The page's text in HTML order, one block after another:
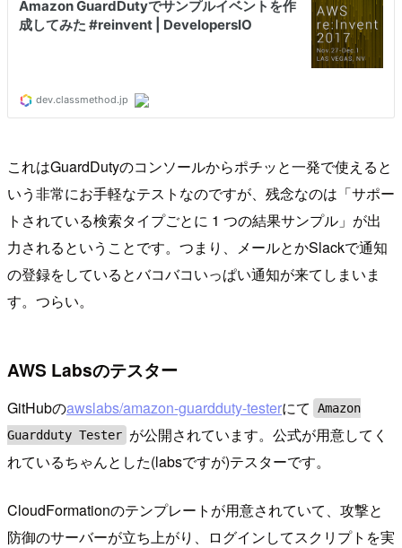
これはGuardDutyのコンソールからポチッと一発で使えると
いう非常にお手軽なテストなのですが、残念なのは「サポー
トされている検索タイプごとに 1 つの結果サンプル」が出
力されるということです。つまり、メールとかSlackで通知
の登録をしているとバコバコいっぱい通知が来てしまいま
す。つらい。
AWS Labsのテスター
GitHubのawslabs/amazon-guardduty-testerにて
Amazon
Guardduty Tester が公開されています。公式が用意してく
れているちゃんとした(labsですが)テスターです。
CloudFormationのテンプレートが用意されていて、攻撃と
防御のサーバーが立ち上がり、ログインしてスクリプトを実